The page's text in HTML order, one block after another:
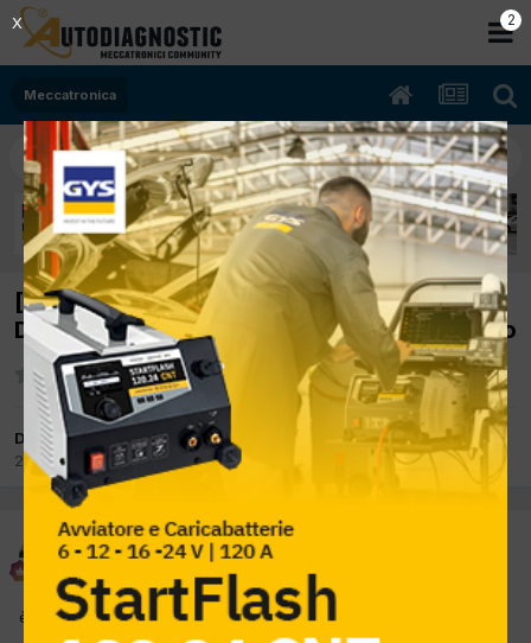
Meccatronica
[Fiat Stilo 10/2003 1.9cc 192a1000 85Kw
Diesel] alzacristalli posteriori non funzionano
Da delta
22 Giugno 2015 in Meccatronica
delta
22 Giugno 2015
è da questa mattina che sto "giocando" con questa macchina
2
X